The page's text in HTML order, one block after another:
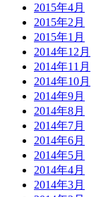
2015年4月
2015年2月
2015年1月
2014年12月
2014年11月
2014年10月
2014年9月
2014年8月
2014年7月
2014年6月
2014年5月
2014年4月
2014年3月